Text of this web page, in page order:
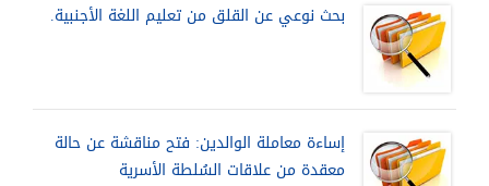
بحث نوعي عن القلق من تعليم اللغة الأجنبية.
إساءة معاملة الوالدين: فتح مناقشة عن حالة
معقدة من علاقات السُلطة الأسرية